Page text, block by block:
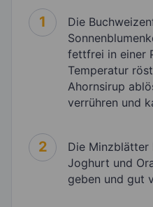
1
Die
fettfrei in einer
Temperatur
Ahornsirup
verrühren und
2
Die Minzblätter
Joghurt und
geben und gut